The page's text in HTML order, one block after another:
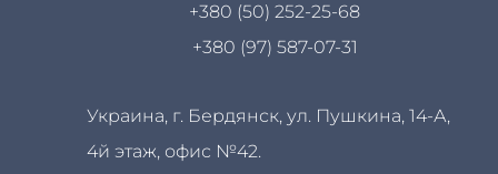
+380 (50) 252-25-68
+380 (97) 587-07-31
Украина, г. Бердянск, ул. Пушкина, 14-А,
4й этаж, офис №42.